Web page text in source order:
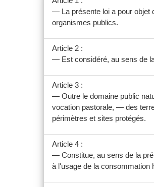
— La présente loi a pour objet
organismes publics.
Article 2 :
— Est considéré, au sens de
Article 3 :
— Outre le domaine public
vocation pastorale, — des
périmètres et sites protégés.
Article 4 :
— Constitue, au sens de la
à l'usage de la consommation